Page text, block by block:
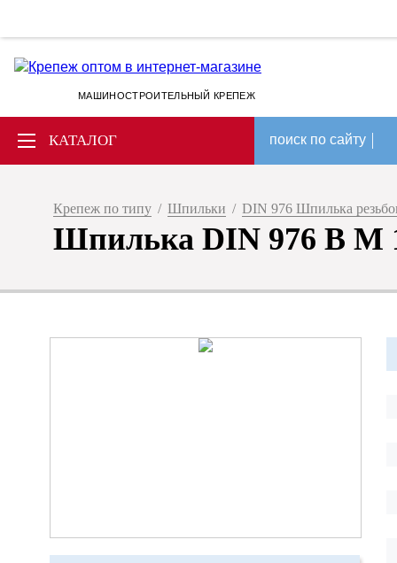
МАШИНОСТРОИТЕЛЬНЫЙ КРЕПЕЖ
КАТАЛОГ поиск по сайту
Крепеж по типу / Шпильки / DIN 976 Шпилька
Шпилька DIN 976 В M